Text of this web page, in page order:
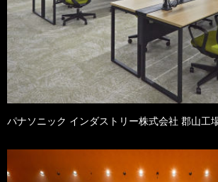
パナソニック インダストリー株式会社 郡山工